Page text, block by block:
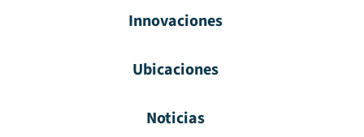
Innovaciones
Ubicaciones
Noticias